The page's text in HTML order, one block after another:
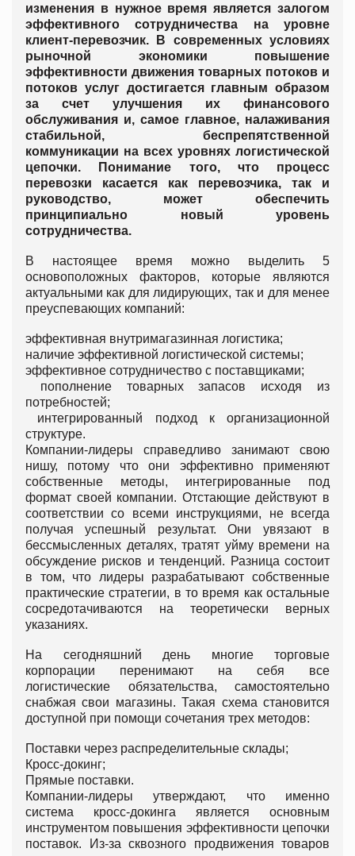
изменения в нужное время является залогом
эффективного сотрудничества на уровне
клиент-перевозчик.
В современных условиях
рыночной экономики повышение
эффективности движения товарных потоков и
потоков услуг достигается главным образом
за счет улучшения их финансового
обслуживания и, самое главное, налаживания
стабильной, беспрепятственной
коммуникации на всех уровнях логистической
цепочки. Понимание того, что процесс
перевозки касается как перевозчика, так и
руководство, может обеспечить
принципиально новый уровень
сотрудничества.
В настоящее время можно выделить 5
основоположных факторов, которые являются
актуальными как для лидирующих, так и для менее
преуспевающих компаний:
эффективная внутримагазинная логистика;
наличие эффективной логистической системы;
эффективное сотрудничество с поставщиками;
пополнение товарных запасов исходя из
потребностей;
интегрированный подход к организационной
структуре.
Компании-лидеры справедливо занимают свою
нишу, потому что они эффективно применяют
собственные методы, интегрированные под
формат своей компании. Отстающие действуют в
соответствии со всеми инструкциями, не всегда
получая успешный результат. Они увязают в
бессмысленных деталях, тратят уйму времени на
обсуждение рисков и тенденций. Разница состоит
в том, что лидеры разрабатывают собственные
практические стратегии, в то время как остальные
сосредотачиваются на теоретически верных
указаниях.
На сегодняшний день многие торговые
корпорации перенимают на себя все
логистические обязательства, самостоятельно
снабжая свои магазины. Такая схема становится
доступной при помощи сочетания трех методов:
Поставки через распределительные склады;
Кросс-докинг;
Прямые поставки.
Компании-лидеры утверждают, что именно
система кросс-докинга является основным
инструментом повышения эффективности цепочки
поставок. Из-за сквозного продвижения товаров